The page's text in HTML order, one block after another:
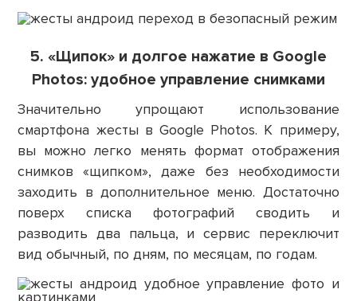
5. «Щипок» и долгое нажатие в Google
Photos: удобное управление снимками
Значительно упрощают использование
смартфона жесты в Google Photos. К примеру,
вы можно легко менять формат отображения
снимков «щипком», даже без необходимости
заходить в дополнительное меню. Достаточно
поверх списка фотографий сводить и
разводить два пальца, и сервис переключит
вид обычный, по дням, по месяцам, по годам.